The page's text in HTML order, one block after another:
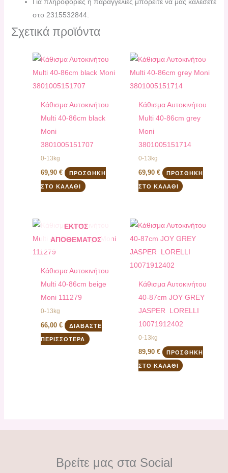
στο 2315532844.
Σχετικά προϊόντα
Kάθισμα Αυτοκινήτου
Multi 40-86cm black
Moni
3801005151707
0-13kg
69,90€ ΠΡΟΣΘΉΚΗ
ΣΤΟ ΚΑΛΆΘΙ
Kάθισμα Αυτοκινήτου
Multi 40-86cm grey
Moni
3801005151714
0-13kg
69,90 € ΠΡΟΣΘΉΚΗ
ΣΤΟ ΚΑΛΆΘΙ
ΕΚΤΌΣ
ΑΠΟΘΈΜΑΤΟΣ
Kάθισμα Αυτοκινήτου
Multi 40-86cm beige
Moni 111279
0-13kg
66,00€ ΔΙΑΒΆΣΤΕ
ΠΕΡΙΣΣΌΤΕΡΑ
Kάθισμα Αυτοκινήτου
40-87cm JOY GREY
JASPER LORELLI
10071912402
0-13kg
89,90 € ΠΡΟΣΘΉΚΗ
ΣΤΟ ΚΑΛΆΘΙ
Βρείτε μας στα Social